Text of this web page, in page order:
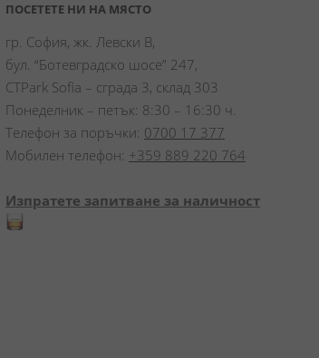
ПОСЕТЕТЕ НИ НА МЯСТО
гр. София, жк. Левски В,
бул. “Ботевградско шосе” 247,
CTPark Sofia – сграда 3, склад 303
Понеделник – петък: 8:30 – 16:30 ч.
Телефон за поръчки: 0700 17 377
Мобилен телефон: +359 889 220 764
Изпратете запитване за наличност